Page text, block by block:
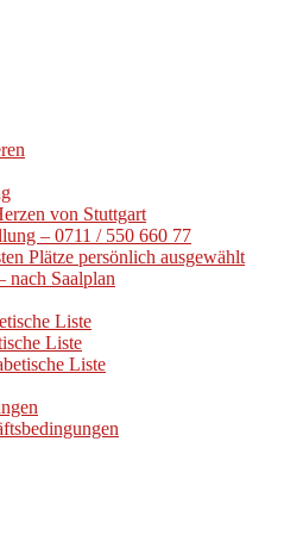
von Stuttgart
– 0711 / 550 660 77
Plätze persönlich ausgewählt
nach Saalplan
Liste
Liste
Liste